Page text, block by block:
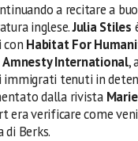
a recitare a
inglese.Julia Stiles
Habitat For
Amnesty International,
tenuti in
dalla rivista
era verificare come
di Berks.